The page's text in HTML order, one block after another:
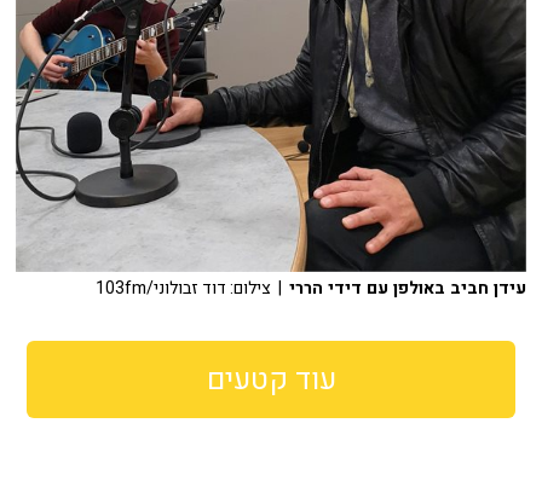
עידן חביב באולפן עם דידי הררי | צילום: דוד זבולוני/103fm
עוד קטעים